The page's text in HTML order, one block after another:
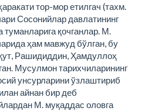
тор-мор етилгач (тахм.
Сосонийлар давлатининг
туманларига қочганлар. М.
ҳам мавжуд бўлган, бу
Рашидиддин, Ҳамдуллоҳ
Мусулмон тарихчиларининг
унсурларини ўзлаштириб
айнан бир деб
М. муқаддас оловга